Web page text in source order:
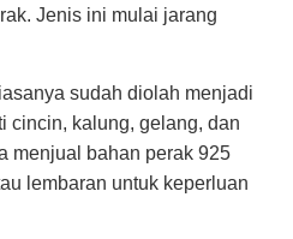
Jenis ini mulai jarang
sudah diolah menjadi
cincin, kalung, gelang, dan
menjual bahan perak 925
lembaran untuk keperluan